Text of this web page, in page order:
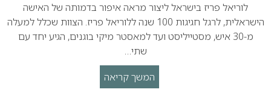
לוריאל פריז בישראל ליצור מראה איפור בדמותה של האישה
הישראלית, לרגל חגיגות 100 שנה ללוריאל פריז. הצוות שכלל למעלה
מ-30 איש, מסטייליסט ועד למאסטר מיקי בוגנים, הגיע יחד עם
שתי…
המשך קריאה